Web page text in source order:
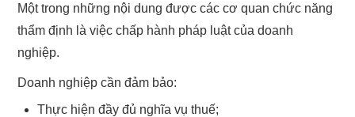
Một trong những nội dung được các cơ quan chức năng
thẩm định là việc chấp hành pháp luật của doanh
nghiệp.
Doanh nghiệp cần đảm bảo:
Thực hiện đầy đủ nghĩa vụ thuế;